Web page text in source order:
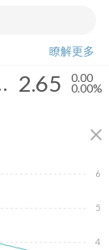
瞭解更多
Company 2.65 0.00
0.00%
close
4
5
6